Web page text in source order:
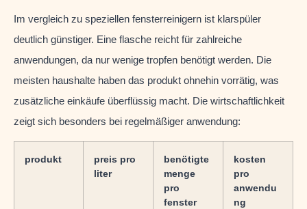
Im vergleich zu speziellen fensterreinigern ist klarspüler
deutlich günstiger. Eine flasche reicht für zahlreiche
anwendungen, da nur wenige tropfen benötigt werden. Die
meisten haushalte haben das produkt ohnehin vorrätig, was
zusätzliche einkäufe überflüssig macht. Die wirtschaftlichkeit
zeigt sich besonders bei regelmäßiger anwendung:
produkt
preis pro
liter
benötigte
menge
pro
fenster
kosten
pro
anwendu
ng